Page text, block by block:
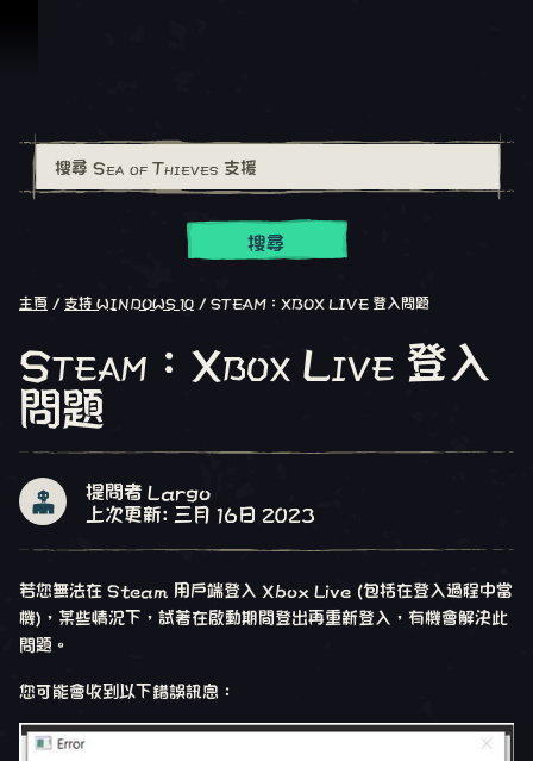
搜尋
主頁 支持 WINDOWS 10 STEAM：XBOX LIVE 登入問題
Steam：Xbox Live 登入
問題
提問者 Largo
上次更新: 三月 16日 2023
若您無法在 Steam 用戶端登入 Xbox Live (包括在登入過程中當
機)，某些情況下，試著在啟動期間登出再重新登入，有機會解決此
問題。
您可能會收到以下錯誤訊息：